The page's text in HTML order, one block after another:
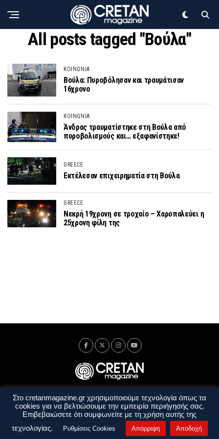
All posts tagged "Βούλα"
ΚΟΙΝΩΝΙΑ
Βούλα: Πυροβόλησαν και τραυμάτισαν
16χρονο
ΚΟΙΝΩΝΙΑ
Άνδρας τραυματίστηκε στη Βούλα από
πυροβολισμούς και… εξαφανίστηκε!
GREECE
Εκτέλεσαν επιχειρηματία στη Βούλα
GREECE
Νεκρή 19χρονη σε τροχαίο – Χαροπαλεύει η
25χρονη φίλη της
Ταυτότητα Πολιτική Απορρήτου
Όροι Χρήσης
Όροι και Προϋποθέσεις
Στο cretanmagazine.gr χρησιμοποιούμε τεχνολογία όπως τα
cookies για να βελτιώσουμε την εμπειρία περιήγησής σας.
Επιβεβαιώσετε ότι συμφωνείτε με τη χρήση αυτής της
τεχνολογίας.
Ρυθμίσεις Cookies Απόρριψη Αποδοχή